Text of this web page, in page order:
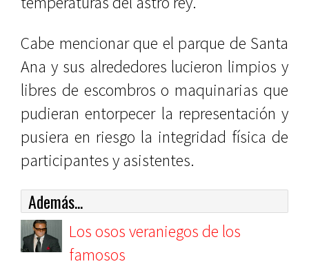
Cabe mencionar que el parque de Santa
Ana y sus alrededores lucieron limpios y
libres de escombros o maquinarias que
pudieran entorpecer la representación y
pusiera en riesgo la integridad física de
participantes y asistentes.
Además...
Los osos veraniegos de los
famosos